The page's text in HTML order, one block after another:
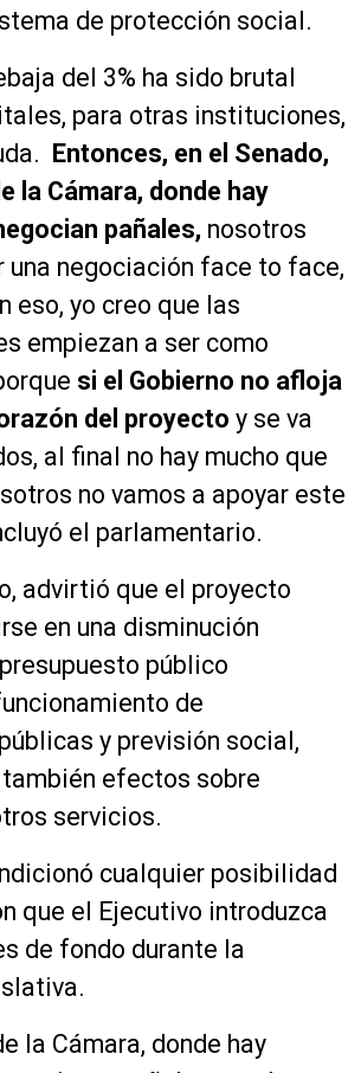
de protección social.
del 3% ha sido brutal
para otras instituciones,
Entonces, en el Senado,
la Cámara, donde hay
pañales, nosotros
una negociación face to face,
eso, yo creo que las
empiezan a ser como
si el Gobierno no afloja
del proyecto y se va
al final no hay mucho que
no vamos a apoyar este
el parlamentario.
advirtió que el proyecto
en una disminución
público
de
y previsión social,
efectos sobre
servicios.
cualquier posibilidad
que el Ejecutivo introduzca
de fondo durante la
la Cámara, donde hay